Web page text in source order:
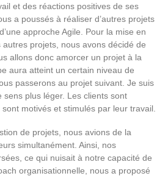
et des réactions positives de ses
a poussés à réaliser d’autres projets
approche Agile. Pour la mise en
autres projets, nous avons décidé de
allons donc amorcer un projet à la
aura atteint un certain niveau de
passerons au projet suivant. Je suis
plus léger. Les clients sont
motivés et stimulés par leur travail.
de projets, nous avions de la
simultanément. Ainsi, nos
ce qui nuisait à notre capacité de
organisationnelle, nous a proposé